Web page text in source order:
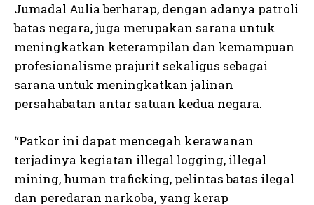
Jumadal Aulia berharap, dengan adanya patroli
batas negara, juga merupakan sarana untuk
meningkatkan keterampilan dan kemampuan
profesionalisme prajurit sekaligus sebagai
sarana untuk meningkatkan jalinan
persahabatan antar satuan kedua negara.
“Patkor ini dapat mencegah kerawanan
terjadinya kegiatan illegal logging, illegal
mining, human traficking, pelintas batas ilegal
dan peredaran narkoba, yang kerap